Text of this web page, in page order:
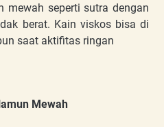
mewah seperti sutra dengan
berat. Kain viskos bisa di
saat aktifitas ringan
Mewah